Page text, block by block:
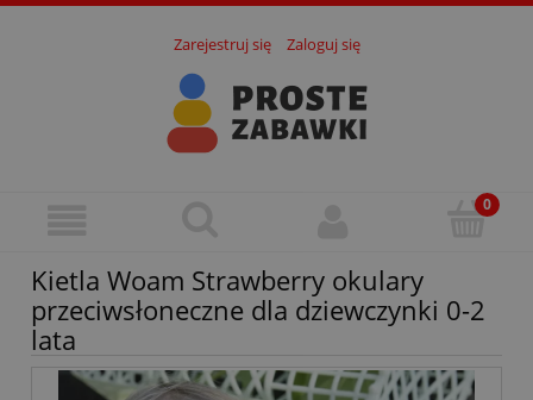
Zarejestruj się Zaloguj się
Kietla Woam Strawberry okulary
przeciwsłoneczne dla dziewczynki 0-2
lata